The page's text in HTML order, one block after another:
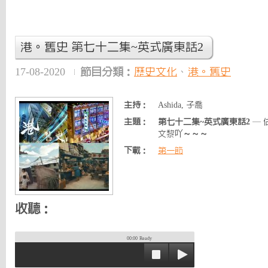
港。舊史 第七十二集~英式廣東話2
17-08-2020 節目分類： 歷史文化 、 港。舊史
主持：
Ashida, 子喬
主題：
第七十二集~英式廣東話2 —
文黎吖～～～
下載：
第一節
收聽：
00:00 Ready